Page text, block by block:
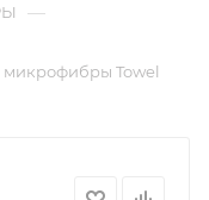
—
микрофибры Towel